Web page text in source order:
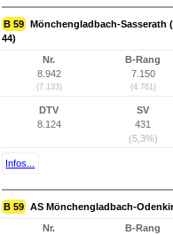
B 59 Mönchengladbach-Sasserath
44)
Nr.
8.942
(7.133)
B-Rang
7.150
(4.761)
DTV
8.124
SV
431
(5,3%)
Infos...
B 59 AS Mönchengladbach-
Nr.
B-Rang